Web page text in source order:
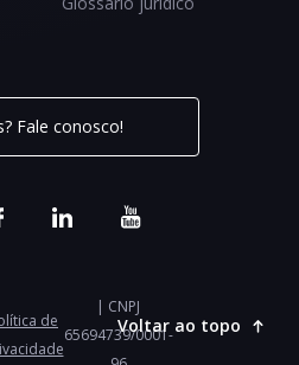
Fale conosco!
de
| CNPJ
65694739/0001-Voltar ao topo